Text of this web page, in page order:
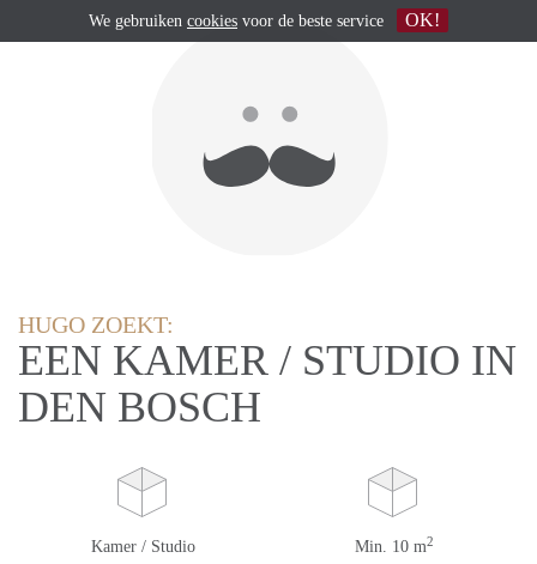
HUGO ZOEKT:
EEN KAMER / STUDIO IN
DEN BOSCH
Kamer / Studio Min. 10 m2
We gebruiken cookies voor de beste service OK!